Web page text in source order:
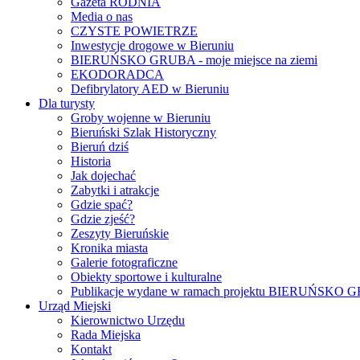
Media o nas
CZYSTE POWIETRZE
Inwestycje drogowe w Bieruniu
BIERUŃSKO GRUBA - moje miejsce na ziemi
EKODORADCA
Defibrylatory AED w Bieruniu
Dla turysty
Groby wojenne w Bieruniu
Bieruński Szlak Historyczny
Bieruń dziś
Historia
Jak dojechać
Zabytki i atrakcje
Gdzie spać?
Gdzie zjeść?
Zeszyty Bieruńskie
Kronika miasta
Galerie fotograficzne
Obiekty sportowe i kulturalne
Publikacje wydane w ramach projektu BIERUŃSKO
Urząd Miejski
Kierownictwo Urzędu
Rada Miejska
Kontakt